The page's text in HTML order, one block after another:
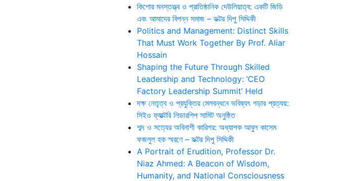
কিশোর মনস্তত্ত্ব ও প্রাতিষ্ঠানিক দেউলিয়াত্ব: একটি জিডি
এবং আমাদের বিপন্ন সমাজ – ডক্টর দিপু সিদ্দিকী
Politics and Management: Distinct Skills
That Must Work Together By Prof. Aliar
Hossain
Shaping the Future Through Skilled
Leadership and Technology: ‘CEO
Factory Leadership Summit’ Held
দক্ষ নেতৃত্ব ও প্রযুক্তির মেলবন্ধনে ভবিষ্যৎ গড়ার প্রত্যয়:
সিইও ফ্যাক্টরি লিডারশিপ সামিট অনুষ্ঠিত
শব্দ ও সত্যের অবিনাশী কারিগর: অধ্যাপক আবুল কাসেম
ফজলুল হক স্মরণে – ডক্টর দিপু সিদ্দিকী
A Portrait of Erudition, Professor Dr.
Niaz Ahmed: A Beacon of Wisdom,
Humanity, and National Consciousness